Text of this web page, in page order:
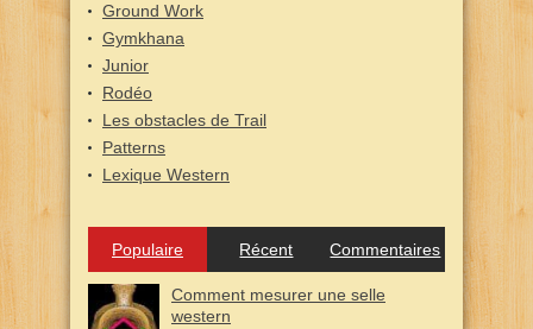
Ground Work
Gymkhana
Junior
Rodéo
Les obstacles de Trail
Patterns
Lexique Western
Populaire Récent Commentaires
Comment mesurer une selle
western